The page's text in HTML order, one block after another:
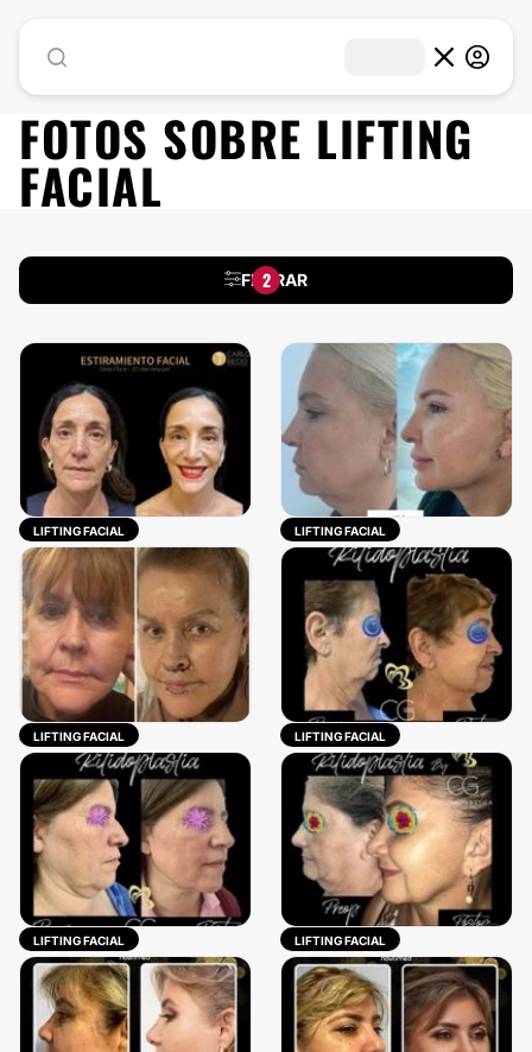
FOTOS SOBRE LIFTING
FACIAL
FILTRAR
2
LIFTING FACIAL LIFTING FACIAL
LIFTING FACIAL LIFTING FACIAL
LIFTING FACIAL LIFTING FACIAL